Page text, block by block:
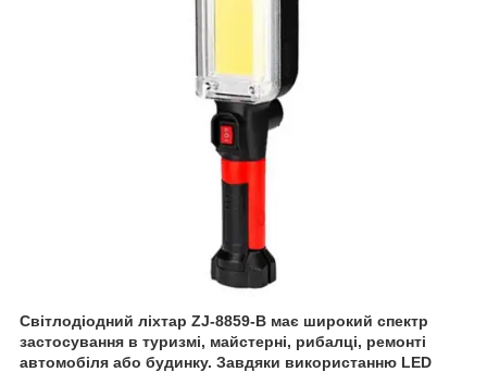
Світлодіодний ліхтар ZJ-8859-B має широкий спектр
застосування в туризмі, майстерні, рибалці, ремонті
автомобіля або будинку. Завдяки використанню LED